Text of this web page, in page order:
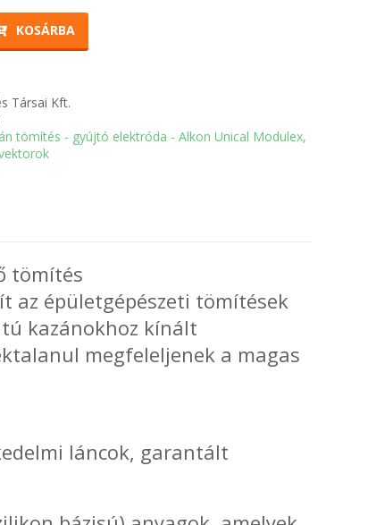
KOSÁRBA
Társai Kft.
tömítés - gyújtó elektróda - Alkon Unical Modulex,
tömítés
az épületgépészeti tömítések
kazánokhoz kínált
megfeleljenek a magas
láncok, garantált